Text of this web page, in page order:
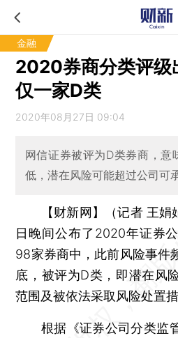
金融
2020券商分类评级
仅一家D类
2020年08月27日 09:04
网信证券被评为D类券商，意
低，潜在风险可能超过公司可
【财新网】（记者 王娟
日晚间公布了2020年证券
98家券商中，此前风险事件
底，被评为D类，即潜在风
范围及被依法采取风险处置措
根据《证券公司分类监